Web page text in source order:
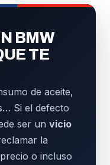
BMW
TE
de aceite,
Si el defecto
ser un vicio
la
o incluso